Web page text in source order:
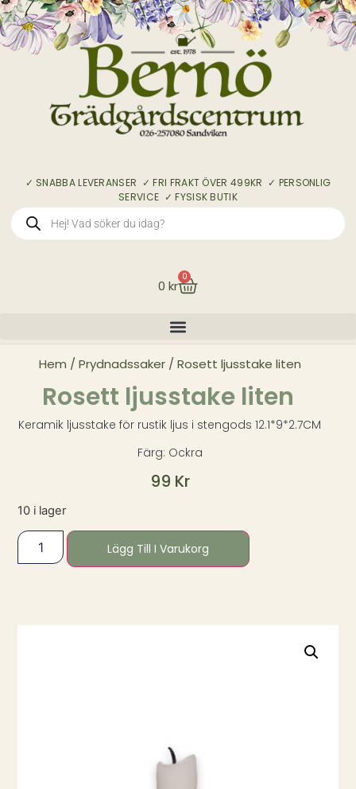
✓ SNABBA LEVERANSER ✓ FRI FRAKT ÖVER 499KR ✓ PERSONLIG
SERVICE ✓ FYSISK BUTIK
0 kr
0
Hem / Prydnadssaker/ Rosett ljusstake liten
Rosett ljusstake liten
Keramik ljusstake för rustik ljus i stengods 12.1*9*2.7CM
Färg: Ockra
99 Kr
10 i lager
Lägg Till I Varukorg